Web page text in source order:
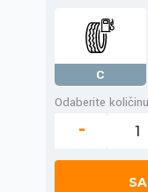
C
Odaberite količinu
-